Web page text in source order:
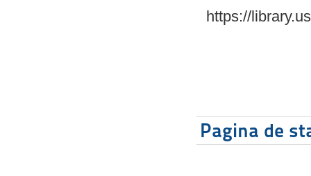
https://
Pagina de